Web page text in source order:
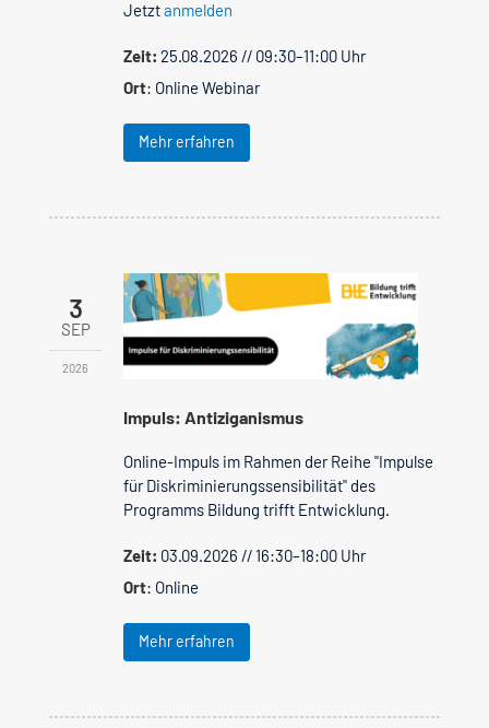
Jetztanmelden
Zeit: 25.08.2026 // 09:30–11:00 Uhr
Ort: Online Webinar
Mehr erfahren
3
SEP
2026
Impuls: Antiziganismus
Online-Impuls im Rahmen der Reihe "Impulse
für Diskriminierungssensibilität" des
Programms Bildung trifft Entwicklung.
Zeit: 03.09.2026 // 16:30–18:00 Uhr
Ort: Online
Mehr erfahren